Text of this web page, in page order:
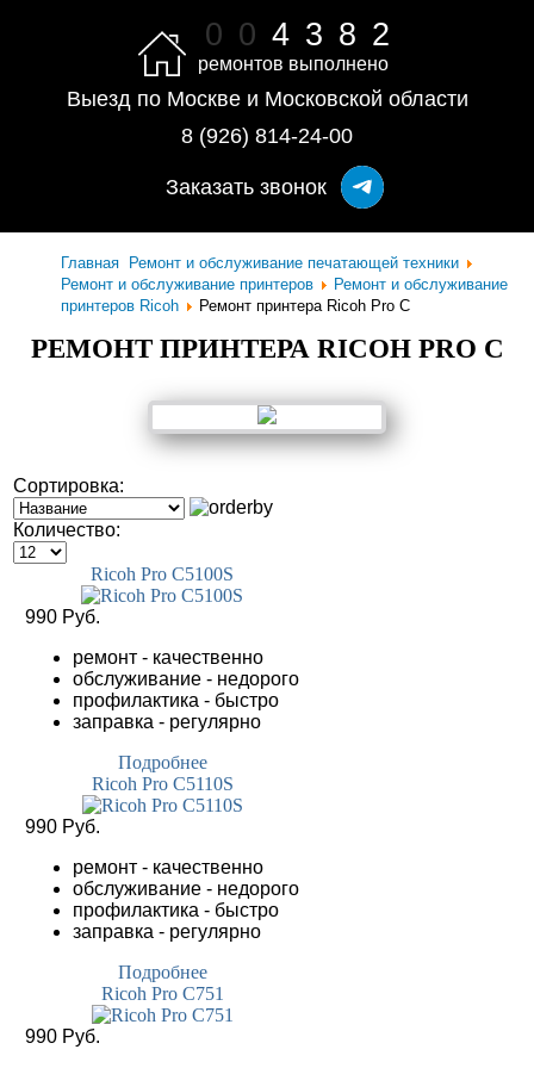
0 0 4 3 8 2
ремонтов выполнено
Выезд по Москве и Московской области
8 (926) 814-24-00
Заказать звонок
Главная
Ремонт и обслуживание печатающей техники
Ремонт и обслуживание принтеров
Ремонт и обслуживание
принтеров Ricoh
Ремонт принтера Ricoh Pro C
РЕМОНТ ПРИНТЕРА RICOH PRO C
Сортировка:
Количество:
Ricoh Pro C5100S
990 Руб.
ремонт - качественно
обслуживание - недорого
профилактика - быстро
заправка - регулярно
Подробнее
Ricoh Pro C5110S
990 Руб.
ремонт - качественно
обслуживание - недорого
профилактика - быстро
заправка - регулярно
Подробнее
Ricoh Pro C751
990 Руб.